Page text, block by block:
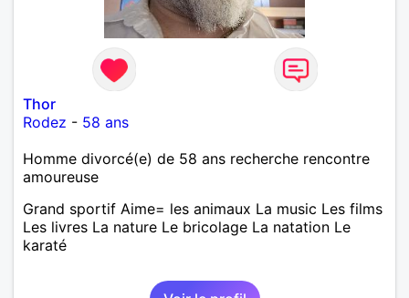
Thor
Rodez - 58 ans
Homme divorcé(e) de 58 ans recherche rencontre
amoureuse
Grand sportif Aime= les animaux La music Les films
Les livres La nature Le bricolage La natation Le
karaté